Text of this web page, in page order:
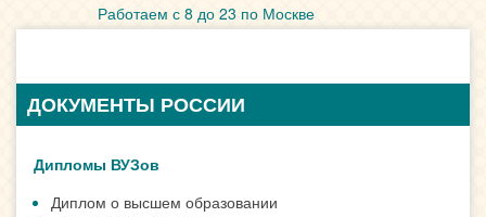
Работаем с 8 до 23 по Москве
ДОКУМЕНТЫ РОССИИ
Дипломы ВУЗов
Диплом о высшем образовании